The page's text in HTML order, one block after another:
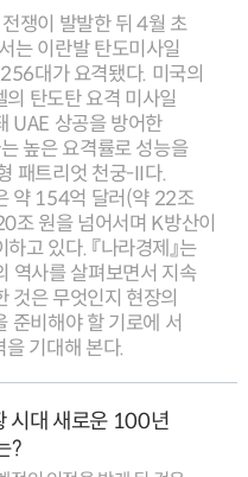
쟁이 발발한 뒤 4월 초
는 이란발 탄도미사일
대가 요격됐다. 미국의
탄도탄 요격 미사일
UAE 상공을 방어한
높은 요격률로 성능을
패트리엇 천궁-II다.
약 154억 달러(약 22조
조 원을 넘어서며 K방산이
고 있다. 『나라경제』는
역사를 살펴보면서 지속
것은 무엇인지 현장의
준비해야 할 기로에 서
기대해 본다.
시대 새로운 100년
?